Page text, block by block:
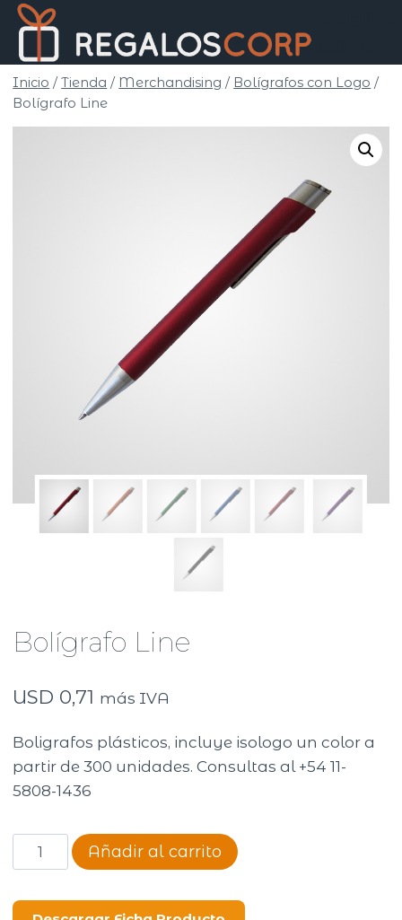
Saltar
contenido
Inicio / Tienda / Merchandising / Bolígrafos con Logo /
Bolígrafo Line
Bolígrafo Line
USD 0,71 más IVA
Boligrafos plásticos, incluye isologo un color a
partir de 300 unidades. Consultas al +54 11-
5808-1436
Bolígrafo
Line
Añadir al carrito